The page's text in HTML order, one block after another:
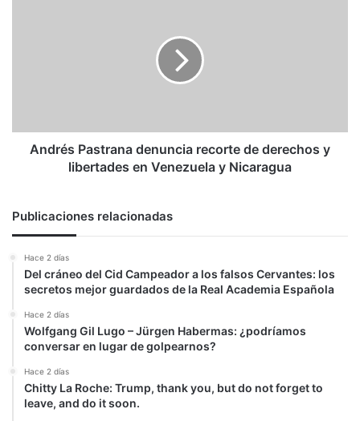
en
Venezuela
Andrés Pastrana denuncia recorte de derechos y
libertades en Venezuela y Nicaragua
Publicaciones relacionadas
Hace 2 días
Del cráneo del Cid Campeador a los falsos Cervantes: los
secretos mejor guardados de la Real Academia Española
Hace 2 días
Wolfgang Gil Lugo – Jürgen Habermas: ¿podríamos
conversar en lugar de golpearnos?
Hace 2 días
Chitty La Roche: Trump, thank you, but do not forget to
leave, and do it soon.